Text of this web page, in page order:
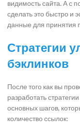
видимость сайта. А с
сделать это быстро и
данные для принятия
Стратегии
бэклинков
После того как вы
разработать
основных шагов,
количество ссылок: